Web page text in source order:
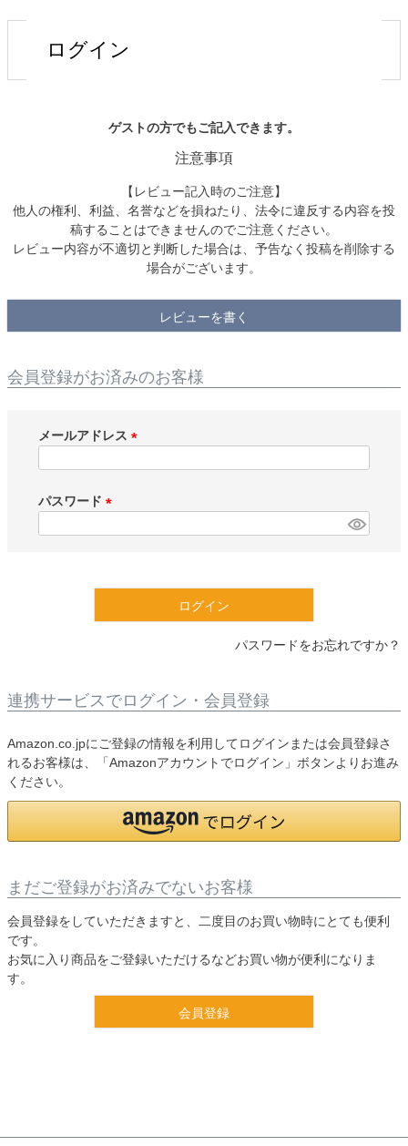
ログイン
ゲストの方でもご記入できます。
注意事項
【レビュー記入時のご注意】
他人の権利、利益、名誉などを損ねたり、法令に違反する内容を投
稿することはできませんのでご注意ください。
レビュー内容が不適切と判断した場合は、予告なく投稿を削除する
場合がございます。
レビューを書く
会員登録がお済みのお客様
メールアドレス
)
パスワード
ログイン
パスワードをお忘れですか？
連携サービスでログイン・会員登録
Amazon.co.jpにご登録の情報を利用してログインまたは会員登録さ
れるお客様は、「Amazonアカウントでログイン」ボタンよりお進み
ください。
まだご登録がお済みでないお客様
会員登録をしていただきますと、二度目のお買い物時にとても便利
です。
お気に入り商品をご登録いただけるなどお買い物が便利になりま
す。
会員登録